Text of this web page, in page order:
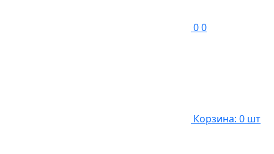
00
Корзина: 0 шт